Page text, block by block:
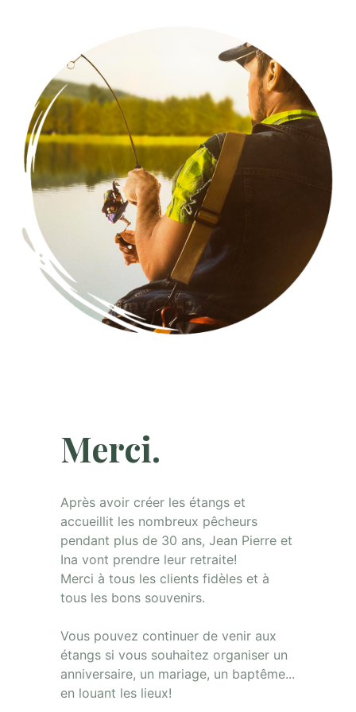
Merci.
Après avoir créer les étangs et
accueillit les nombreux pêcheurs
pendant plus de 30 ans, Jean Pierre et
Ina vont prendre leur retraite!
Merci à tous les clients fidèles et à
tous les bons souvenirs.
Vous pouvez continuer de venir aux
étangs si vous souhaitez organiser un
anniversaire, un mariage, un baptême...
en louant les lieux!